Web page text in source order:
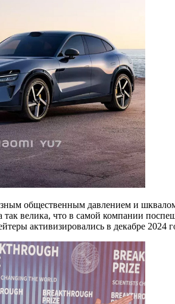
общественным давлением и
так велика, что в самой компании
активизировались в декабре 2024